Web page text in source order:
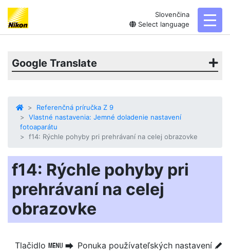
Slovenčina
Select language
Google Translate
Referenčná príručka Z 9
Vlastné nastavenia: Jemné doladenie nastavení
fotoaparátu
f14: Rýchle pohyby pri prehrávaní na celej obrazovke
f14: Rýchle pohyby pri
prehrávaní na celej
obrazovke
Tlačidlo G U Ponuka používateľských nastavení A